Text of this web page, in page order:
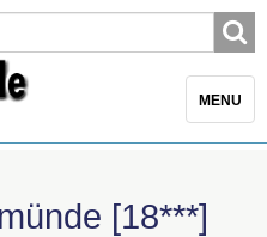
Toggle
MENU
[18***]